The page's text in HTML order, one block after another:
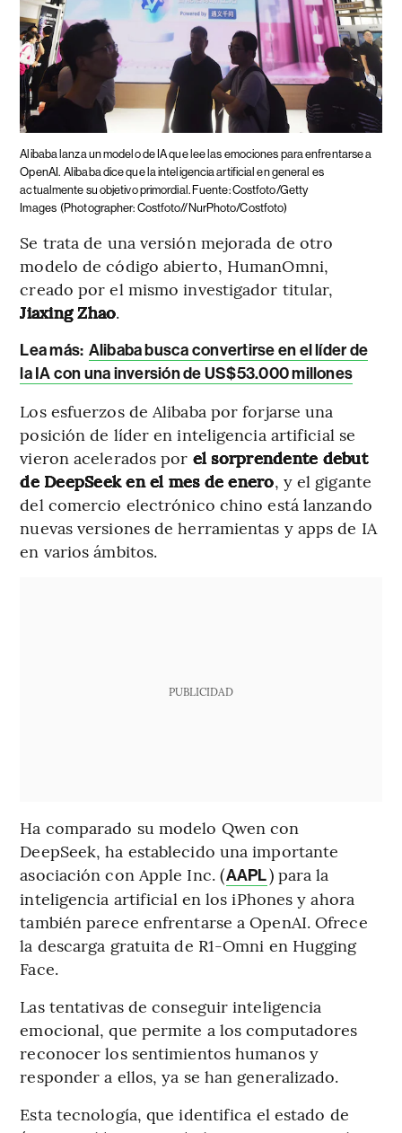
Alibaba lanza un modelo de IA que lee las emociones para enfrentarse a
OpenAI. Alibaba dice que la inteligencia artificial en general es
actualmente su objetivo primordial. Fuente: Costfoto/Getty
Images (Photographer: Costfoto//NurPhoto/Costfoto)
Se trata de una versión mejorada de otro
modelo de código abierto, HumanOmni,
creado por el mismo investigador titular,
Jiaxing Zhao.
Lea más: Alibaba busca convertirse en el líder de
la IA con una inversión de US$53.000 millones
Los esfuerzos de Alibaba por forjarse una
posición de líder en inteligencia artificial se
vieron acelerados por el sorprendente debut
de DeepSeek en el mes de enero, y el gigante
del comercio electrónico chino está lanzando
nuevas versiones de herramientas y apps de IA
en varios ámbitos.
PUBLICIDAD
Ha comparado su modelo Qwen con
DeepSeek, ha establecido una importante
asociación con Apple Inc. (AAPL) para la
inteligencia artificial en los iPhones y ahora
también parece enfrentarse a OpenAI. Ofrece
la descarga gratuita de R1-Omni en Hugging
Face.
Las tentativas de conseguir inteligencia
emocional, que permite a los computadores
reconocer los sentimientos humanos y
responder a ellos, ya se han generalizado.
Esta tecnología, que identifica el estado de